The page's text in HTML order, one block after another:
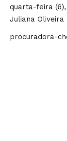
quarta-feira
Juliana Oliveira
procuradora-